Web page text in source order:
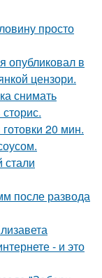
просто
опубликовал в
цензори.
снимать
20 мин.
после развода
- и это